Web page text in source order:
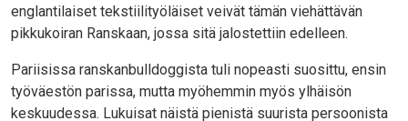
englantilaiset tekstiilityöläiset veivät tämän viehättävän
pikkukoiran Ranskaan, jossa sitä jalostettiin edelleen.
Pariisissa ranskanbulldoggista tuli nopeasti suosittu, ensin
työväestön parissa, mutta myöhemmin myös ylhäisön
keskuudessa. Lukuisat näistä pienistä suurista persoonista